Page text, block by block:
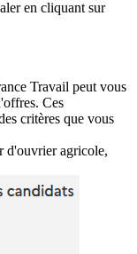
en cliquant sur
Travail peut vous
Ces
critères que vous
d'ouvrier agricole,